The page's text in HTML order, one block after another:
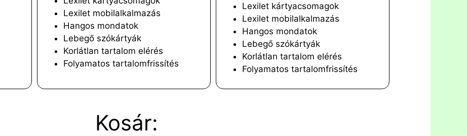
Lexilet mobilalkalmazás
Hangos mondatok
Lebegő szókártyák
Korlátlan tartalom elérés
Folyamatos tartalomfrissítés
Lexilet kártyacsomagok
Lexilet mobilalkalmazás
Hangos mondatok
Lebegő szókártyák
Korlátlan tartalom elérés
Folyamatos tartalomfrissítés
Kosár: